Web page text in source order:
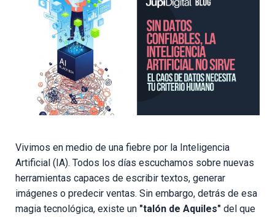
Vivimos en medio de una fiebre por la Inteligencia
Artificial (IA). Todos los días escuchamos sobre nuevas
herramientas capaces de escribir textos, generar
imágenes o predecir ventas. Sin embargo, detrás de esa
magia tecnológica, existe un "talón de Aquiles" del que